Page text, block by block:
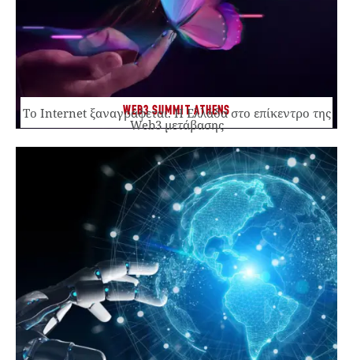
WEB3 SUMMIT ATHENS
Το Internet ξαναγράφεται. Η Ελλάδα στο επίκεντρο της
Web3 μετάβασης